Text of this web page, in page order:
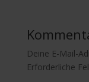
Deine E-Mail-
Erforderliche